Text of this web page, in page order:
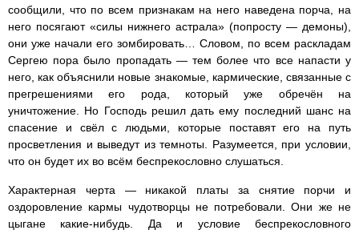
сообщили, что по всем признакам на него наведена порча, на
него посягают «силы нижнего астрала» (попросту — демоны),
они уже начали его зомбировать… Словом, по всем раскладам
Сергею пора было пропадать — тем более что все напасти у
него, как объяснили новые знакомые, кармические, связанные с
прегрешениями его рода, который уже обречён на
уничтожение. Но Господь решил дать ему последний шанс на
спасение и свёл с людьми, которые поставят его на путь
просветления и выведут из темноты. Разумеется, при условии,
что он будет их во всём беспрекословно слушаться.
Характерная черта — никакой платы за снятие порчи и
оздоровление кармы чудотворцы не потребовали. Они же не
цыгане какие-нибудь. Да и условие беспрекословного